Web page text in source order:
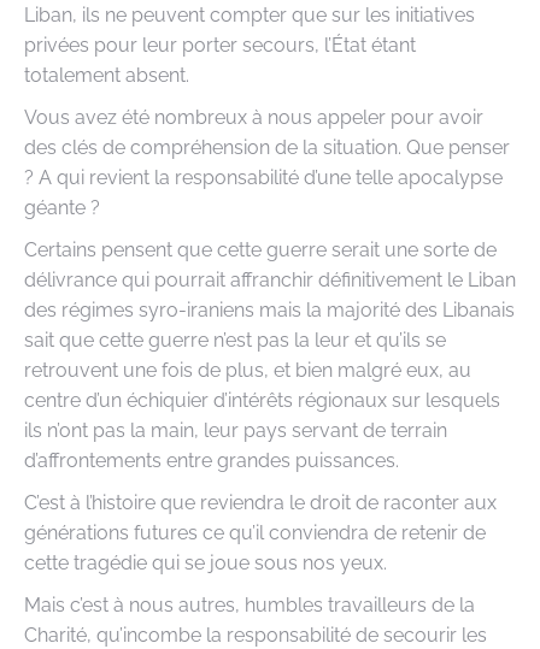
Liban, ils ne peuvent compter que sur les initiatives
privées pour leur porter secours, l’État étant
totalement absent.
Vous avez été nombreux à nous appeler pour avoir
des clés de compréhension de la situation. Que penser
? A qui revient la responsabilité d’une telle apocalypse
géante ?
Certains pensent que cette guerre serait une sorte de
délivrance qui pourrait affranchir définitivement le Liban
des régimes syro-iraniens mais la majorité des Libanais
sait que cette guerre n’est pas la leur et qu’ils se
retrouvent une fois de plus, et bien malgré eux, au
centre d’un échiquier d’intérêts régionaux sur lesquels
ils n’ont pas la main, leur pays servant de terrain
d’affrontements entre grandes puissances.
C’est à l’histoire que reviendra le droit de raconter aux
générations futures ce qu’il conviendra de retenir de
cette tragédie qui se joue sous nos yeux.
Mais c’est à nous autres, humbles travailleurs de la
Charité, qu’incombe la responsabilité de secourir les